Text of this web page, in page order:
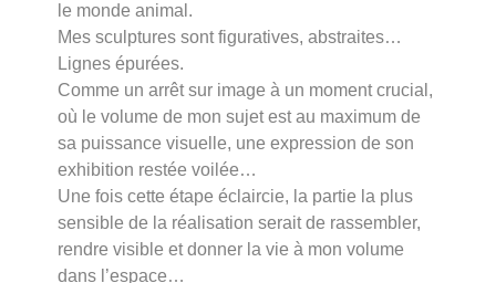
le monde animal.
Mes sculptures sont figuratives, abstraites…
Lignes épurées.
Comme un arrêt sur image à un moment crucial,
où le volume de mon sujet est au maximum de
sa puissance visuelle, une expression de son
exhibition restée voilée…
Une fois cette étape éclaircie, la partie la plus
sensible de la réalisation serait de rassembler,
rendre visible et donner la vie à mon volume
dans l’espace…